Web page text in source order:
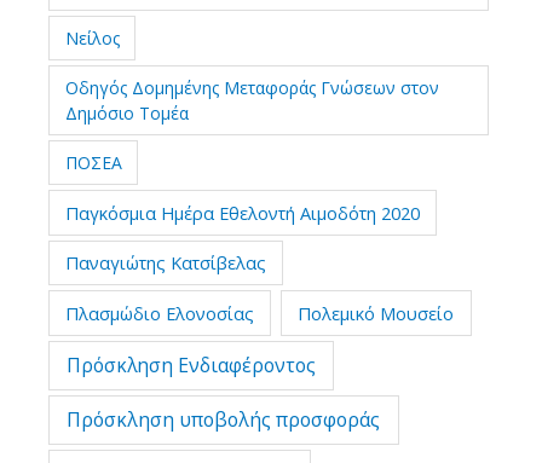
Νείλος
Οδηγός Δομημένης Μεταφοράς Γνώσεων στον
Δημόσιο Τομέα
ΠΟΣΕΑ
Παγκόσμια Ημέρα Εθελοντή Αιμοδότη 2020
Παναγιώτης Κατσίβελας
Πλασμώδιο Ελονοσίας Πολεμικό Μουσείο
Πρόσκληση Ενδιαφέροντος
Πρόσκληση υποβολής προσφοράς